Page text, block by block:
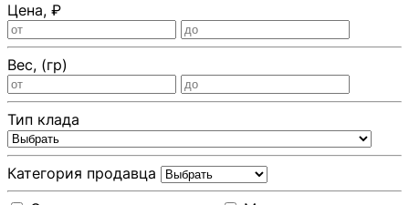
Цена, ₽
Вес, (гр)
Тип клада
Категория продавца